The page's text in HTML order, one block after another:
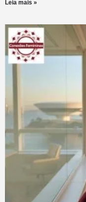
Leia mais »